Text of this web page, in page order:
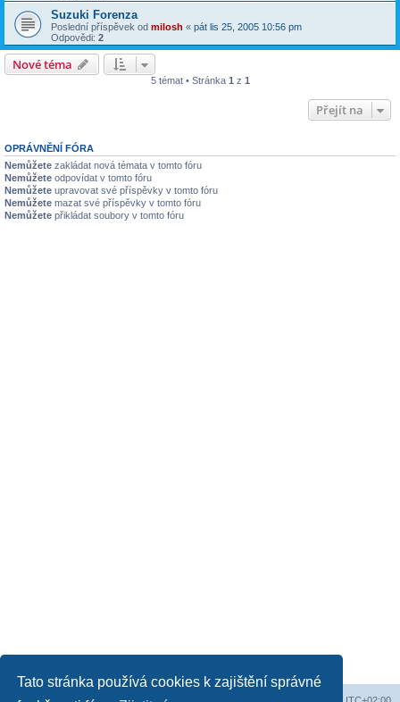
Tato stránka používá cookies k zajištění správné
Suzuki Forenza
Poslední příspěvek od milosh « pát lis 25, 2005 10:56 pm
Odpovědi: 2
Nové téma
5 témat • Stránka 1 z 1
Přejít na
OPRÁVNĚNÍ FÓRA
Nemůžete zakládat nová témata v tomto fóru
Nemůžete odpovídat v tomto fóru
Nemůžete upravovat své příspěvky v tomto fóru
Nemůžete mazat své příspěvky v tomto fóru
Nemůžete přikládat soubory v tomto fóru
Obsah fóra UTC+02:00